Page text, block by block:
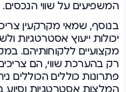
המשפיעים על שווי הנכסים.
בנוסף, שמאי מקרקעין
יכולות ייעוץ אסטרטגיות
מקצועיים ללקוחותיהם.
רק בהערכת שווי, הם
פתרונות כוללים הכוללים
המלצות אסטרטגיות